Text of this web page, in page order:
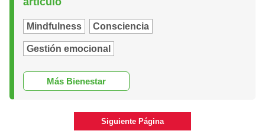
Mindfulness Consciencia
Gestión emocional
Más Bienestar
Siguiente Página